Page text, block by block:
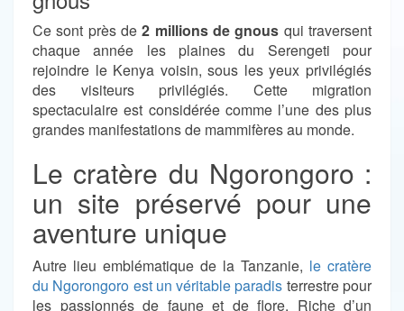
Ce sont près de2 millions de gnous qui traversent
chaque année les plaines du Serengeti pour
rejoindre le Kenya voisin, sous les yeux privilégiés
des visiteurs privilégiés. Cette migration
spectaculaire est considérée comme l’une des plus
grandes manifestations de mammifères au monde.
Le cratère du Ngorongoro :
un site préservé pour une
aventure unique
Autre lieu emblématique de la Tanzanie, le cratère
du Ngorongoro est un véritable paradis terrestre pour
les passionnés de faune et de flore. Riche d’un